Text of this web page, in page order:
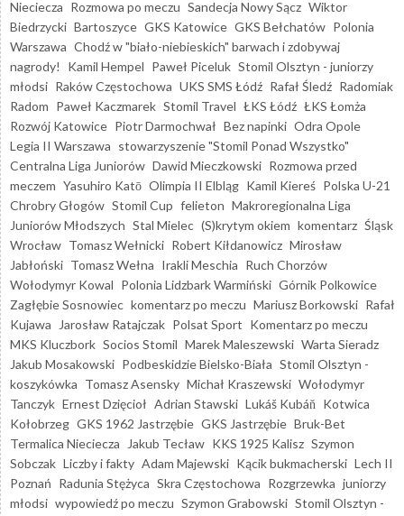
Nieciecza Rozmowa po meczu Sandecja Nowy Sącz Wiktor
Biedrzycki Bartoszyce GKS Katowice GKS Bełchatów Polonia
Warszawa Chodź w "biało-niebieskich" barwach i zdobywaj
nagrody!
Kamil Hempel Paweł Piceluk Stomil Olsztyn - juniorzy
młodsi Raków Częstochowa UKS SMS Łódź Rafał Śledź Radomiak
Radom Paweł Kaczmarek Stomil Travel ŁKS Łódź ŁKS Łomża
Rozwój Katowice Piotr Darmochwał Bez napinki Odra Opole
Legia II Warszawa stowarzyszenie "Stomil Ponad Wszystko"
Centralna Liga Juniorów Dawid Mieczkowski Rozmowa przed
meczem Yasuhiro Katō Olimpia II Elbląg Kamil Kiereś Polska U-21
Chrobry Głogów Stomil Cup felieton Makroregionalna Liga
Juniorów Młodszych Stal Mielec (S)krytym okiem komentarz Śląsk
Wrocław Tomasz Wełnicki Robert Kiłdanowicz Mirosław
Jabłoński Tomasz Wełna Irakli Meschia Ruch Chorzów
Wołodymyr Kowal Polonia Lidzbark Warmiński Górnik Polkowice
Zagłębie Sosnowiec komentarz po meczu Mariusz Borkowski Rafał
Kujawa
Jarosław Ratajczak Polsat Sport Komentarz po meczu
MKS Kluczbork Socios Stomil Marek Maleszewski Warta Sieradz
Jakub Mosakowski Podbeskidzie Bielsko-Biała Stomil Olsztyn -
koszykówka Tomasz Asensky Michał Kraszewski Wołodymyr
Tanczyk Ernest Dzięcioł Adrian Stawski Lukáš Kubáň Kotwica
Kołobrzeg GKS 1962 Jastrzębie GKS Jastrzębie Bruk-Bet
Termalica Nieciecza
Jakub Tecław KKS 1925 Kalisz Szymon
Sobczak Liczby i fakty Adam Majewski Kącik bukmacherski Lech II
Poznań Radunia Stężyca Skra Częstochowa Rozgrzewka juniorzy
młodsi wypowiedź po meczu Szymon Grabowski Stomil Olsztyn -